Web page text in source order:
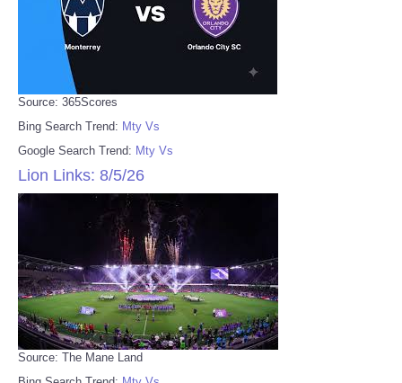
Source: 365Scores
Bing Search Trend: Mty Vs
Google Search Trend: Mty Vs
Lion Links: 8/5/26
Source: The Mane Land